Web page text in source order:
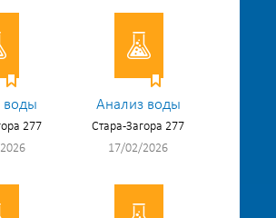
воды
277
Анализ воды
Стара-Загора 277
17/02/2026